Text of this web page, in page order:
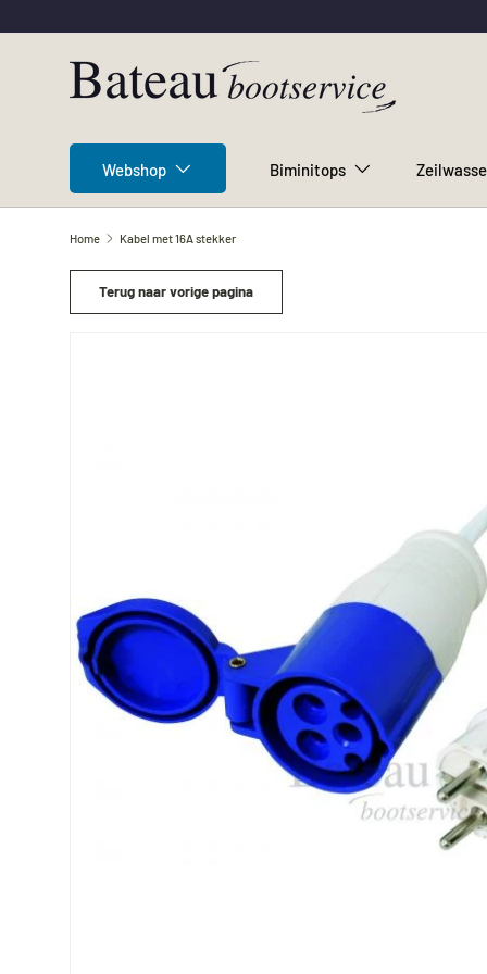
Ga naar inhoud
Webshop Biminitops
Home Kabel met 16A stekker
Terug naar vorige pagina